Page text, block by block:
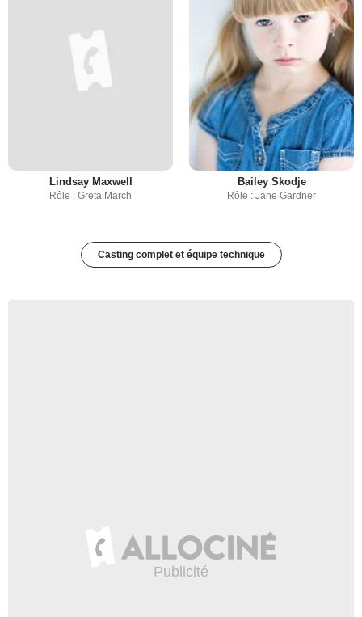
Lindsay Maxwell
Rôle : Greta March
Bailey Skodje
Rôle : Jane Gardner
Casting complet et équipe technique